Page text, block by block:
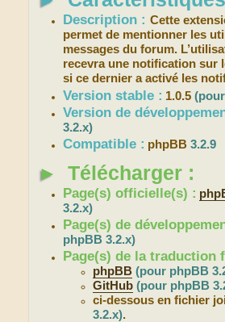
Description :Cette
permet de mentionner les
messages du forum.
recevra une notification sur
si ce dernier a activé les
Version stable : 1.0.5
Version de
3.2.x)
Compatible : phpBB3.2.9
► Télécharger :
Page(s) officielle(s) :
3.2.x)
Page(s) de
phpBB 3.2.x)
Page(s) de la traduction
phpBB (pour phpBB
GitHub (pour phpBB
ci-dessous en fichier
3.2.x).